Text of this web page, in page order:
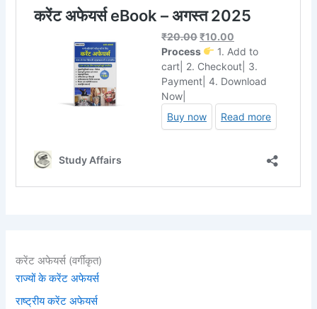
करेंट अफेयर्स (वर्गीकृत)
राज्यों के करेंट अफेयर्स
राष्ट्रीय करेंट अफेयर्स